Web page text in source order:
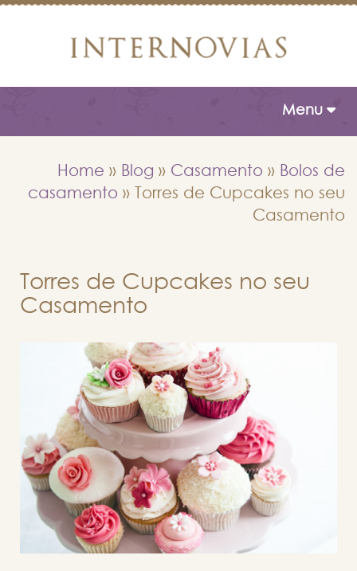
Toggle
Menu
Home » Blog » Casamento » Bolos de
casamento »
Torres de Cupcakes no seu
Casamento
Torres de Cupcakes no seu
Casamento